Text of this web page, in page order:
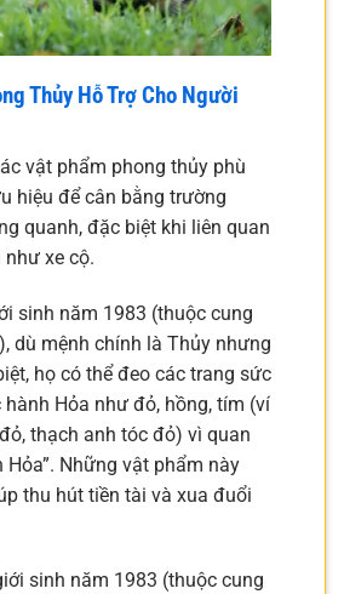
Thủy Hỗ Trợ Cho Người
vật phẩm phong thủy phù
hiệu để cân bằng trường
quanh, đặc biệt khi liên quan
xe cộ.
sinh năm 1983 (thuộc cung
dù mệnh chính là Thủy nhưng
họ có thể đeo các trang sức
Hỏa như đỏ, hồng, tím (ví
thạch anh tóc đỏ) vì quan
Hỏa”. Những vật phẩm này
thu hút tiền tài và xua đuổi
sinh năm 1983 (thuộc cung